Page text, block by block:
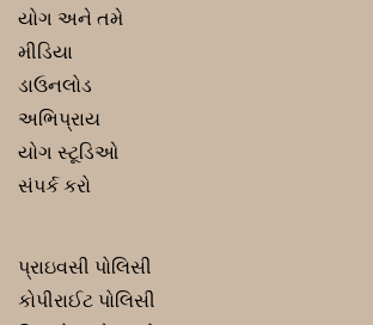
યોગ અને તમે
મીડિયા
ડાઉનલોડ
અભિપ્રાય
યોગ સ્ટૂડિઓ
સંપર્ક કરો
પ્રાઇવસી પોલિસી
કોપીરાઈટ પોલિસી